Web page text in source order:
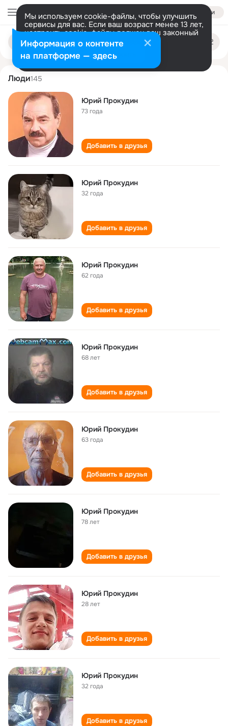
Войти
Мы используем cookie-файлы, чтобы улучшить
сервисы для вас. Если ваш возраст менее 13 лет,
настроить cookie-файлы должен ваш законный
представитель. Больше информации
Разрешить все Настроить
Поиск
людям
yuriy prokudin
Люди145
Юрий Прокудин
73 года
Добавить в друзья
Юрий Прокудин
32 года
Добавить в друзья
Юрий Прокудин
62 года
Добавить в друзья
Юрий Прокудин
68 лет
Добавить в друзья
Юрий Прокудин
63 года
Добавить в друзья
Юрий Прокудин
78 лет
Добавить в друзья
Юрий Прокудин
28 лет
Добавить в друзья
Юрий Прокудин
32 года
Добавить в друзья
Информация о контенте
на платформе — здесь